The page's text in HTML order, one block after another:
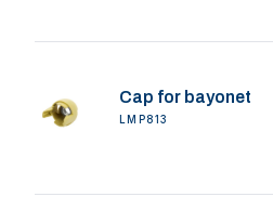
Cap for bayonet
LMP813